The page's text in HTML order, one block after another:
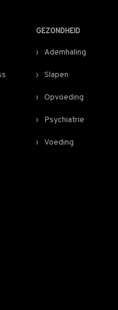
GEZONDHEID
Ademhaling
Slapen
Opvoeding
Psychiatrie
Voeding